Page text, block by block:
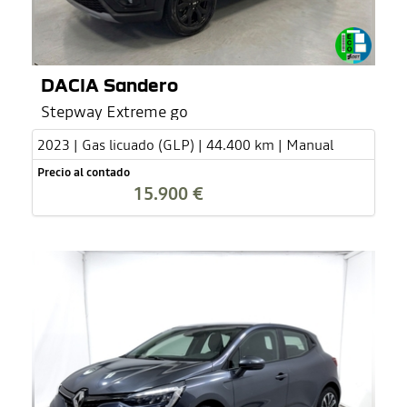
DACIA Sandero
Stepway Extreme go
2023 | Gas licuado (GLP) | 44.400 km | Manual
Precio al contado
15.900 €